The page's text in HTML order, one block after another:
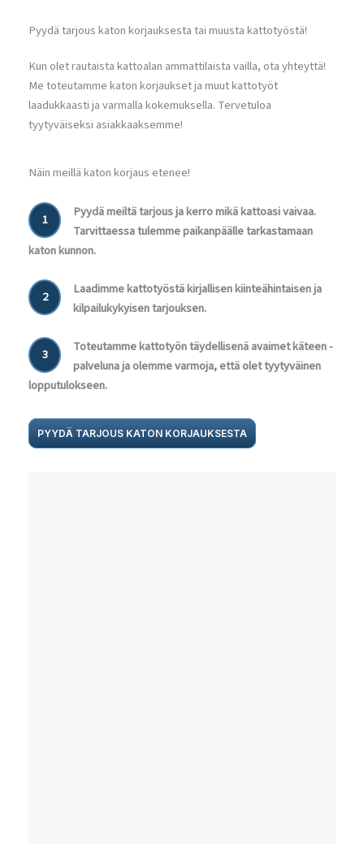
Pyydä tarjous katon korjauksesta tai muusta kattotyöstä!
Kun olet rautaista kattoalan ammattilaista vailla, ota yhteyttä!
Me toteutamme katon korjaukset ja muut kattotyöt
laadukkaasti ja varmalla kokemuksella. Tervetuloa
tyytyväiseksi asiakkaaksemme!
Näin meillä katon korjaus etenee!
1
Pyydä meiltä tarjous ja kerro mikä kattoasi vaivaa.
Tarvittaessa tulemme paikanpäälle tarkastamaan
katon kunnon.
2
Laadimme kattotyöstä kirjallisen kiinteähintaisen ja
kilpailukykyisen tarjouksen.
3
Toteutamme kattotyön täydellisenä avaimet käteen -
palveluna ja olemme varmoja, että olet tyytyväinen
lopputulokseen.
PYYDÄ TARJOUS KATON KORJAUKSESTA